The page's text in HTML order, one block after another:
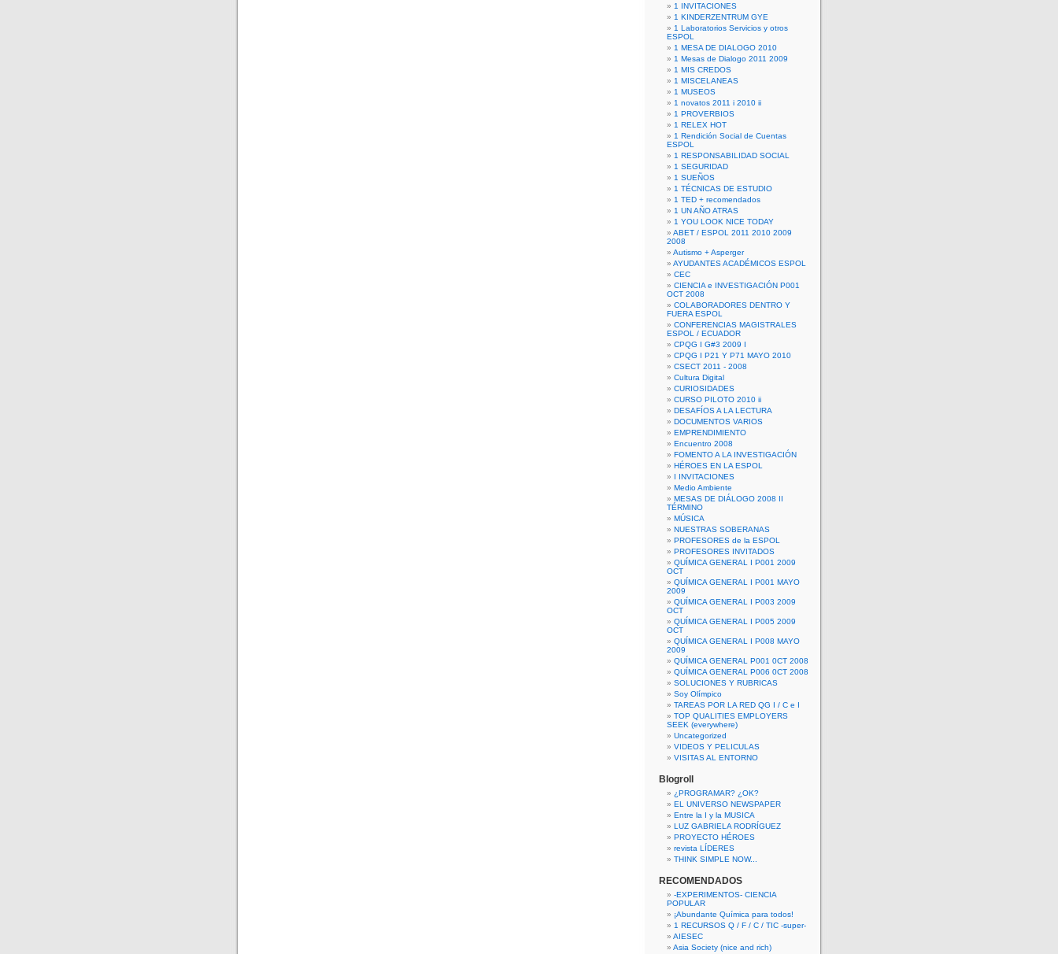
1 INVITACIONES
1 KINDERZENTRUM GYE
1 Laboratorios Servicios y otros
ESPOL
1 MESA DE DIALOGO 2010
1 Mesas de Dialogo 2011 2009
1 MIS CREDOS
1 MISCELANEAS
1 MUSEOS
1 novatos 2011 i 2010 ii
1 PROVERBIOS
1 RELEX HOT
1 Rendición Social de Cuentas
ESPOL
1 RESPONSABILIDAD SOCIAL
1 SEGURIDAD
1 SUEÑOS
1 TÉCNICAS DE ESTUDIO
1 TED + recomendados
1 UN AÑO ATRAS
1 YOU LOOK NICE TODAY
ABET / ESPOL 2011 2010 2009
2008
Autismo + Asperger
AYUDANTES ACADÉMICOS ESPOL
CEC
CIENCIA e INVESTIGACIÓN P001
OCT 2008
COLABORADORES DENTRO Y
FUERA ESPOL
CONFERENCIAS MAGISTRALES
ESPOL / ECUADOR
CPQG I G#3 2009 I
CPQG I P21 Y P71 MAYO 2010
CSECT 2011 - 2008
Cultura Digital
CURIOSIDADES
CURSO PILOTO 2010 ii
DESAFÍOS A LA LECTURA
DOCUMENTOS VARIOS
EMPRENDIMIENTO
Encuentro 2008
FOMENTO A LA INVESTIGACIÓN
HÉROES EN LA ESPOL
I INVITACIONES
Medio Ambiente
MESAS DE DIÁLOGO 2008 II
TÉRMINO
MÚSICA
NUESTRAS SOBERANAS
PROFESORES de la ESPOL
PROFESORES INVITADOS
QUÍMICA GENERAL I P001 2009
OCT
QUÍMICA GENERAL I P001 MAYO
2009
QUÍMICA GENERAL I P003 2009
OCT
QUÍMICA GENERAL I P005 2009
OCT
QUÍMICA GENERAL I P008 MAYO
2009
QUÍMICA GENERAL P001 0CT 2008
QUÍMICA GENERAL P006 0CT 2008
SOLUCIONES Y RUBRICAS
Soy Olímpico
TAREAS POR LA RED QG I / C e I
TOP QUALITIES EMPLOYERS
SEEK (everywhere)
Uncategorized
VIDEOS Y PELICULAS
VISITAS AL ENTORNO
Blogroll
¿PROGRAMAR? ¿OK?
EL UNIVERSO NEWSPAPER
Entre la I y la MUSICA
LUZ GABRIELA RODRÍGUEZ
PROYECTO HÉROES
revista LÍDERES
THINK SIMPLE NOW...
RECOMENDADOS
-EXPERIMENTOS- CIENCIA
POPULAR
¡Abundante Química para todos!
1 RECURSOS Q / F / C / TIC -super-
AIESEC
Asia Society (nice and rich)